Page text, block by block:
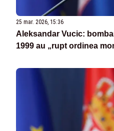
25 mar. 2026, 15:36
Aleksandar Vucic:
1999 au „rupt ordinea